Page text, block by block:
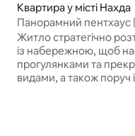
Квартира у місті Нахда
Панорамний пентхаус
сонця | 2 спальні
Житло стратегічно
із набережною, щоб
прогулянками та
видами, а також поруч